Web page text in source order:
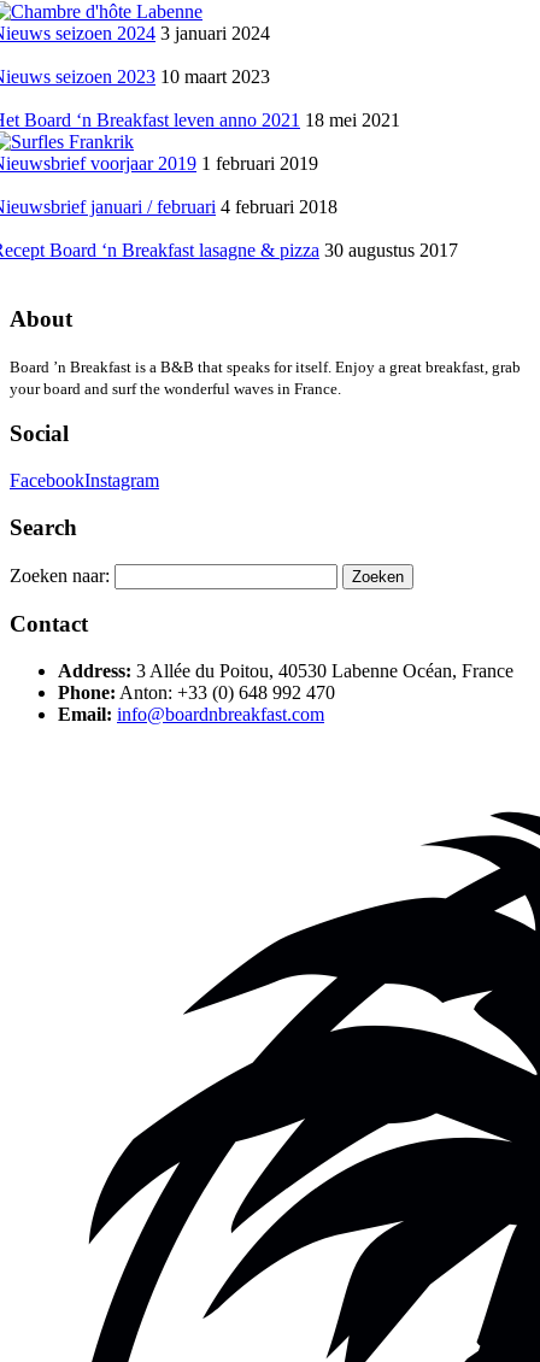
seizoen 2024 3 januari 2024
seizoen 2023 10 maart 2023
Board ‘n Breakfast leven anno 2021 18 mei 2021
voorjaar 2019 1 februari 2019
januari / februari 4 februari 2018
Board ‘n Breakfast lasagne & pizza 30 augustus 2017
About
Board ’n Breakfast is a B&B that speaks for itself. Enjoy a great breakfast, grab
your board and surf the wonderful waves in France.
Social
FacebookInstagram
Search
Zoeken naar:
Contact
Address: 3 Allée du Poitou, 40530 Labenne Océan, France
Phone: Anton: +33 (0) 648 992 470
Email: info@boardnbreakfast.com